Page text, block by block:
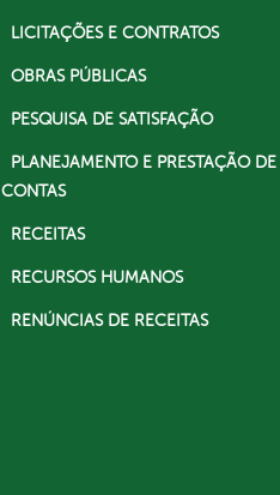
LICITAÇÕES E CONTRATOS
OBRAS PÚBLICAS
PESQUISA DE SATISFAÇÃO
PLANEJAMENTO E PRESTAÇÃO DE
CONTAS
RECEITAS
RECURSOS HUMANOS
RENÚNCIAS DE RECEITAS